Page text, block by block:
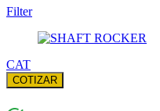
Filter
CAT
COTIZAR